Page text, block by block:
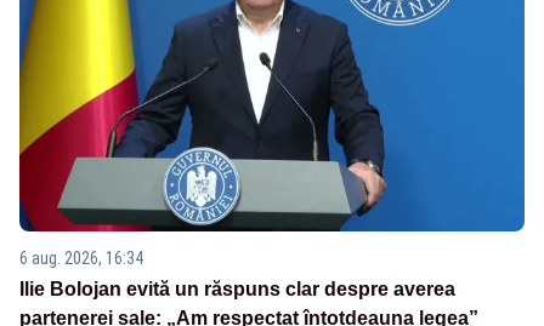
6 aug. 2026, 16:34
Ilie Bolojan evită un răspuns clar despre averea
partenerei sale: „Am respectat întotdeauna legea”